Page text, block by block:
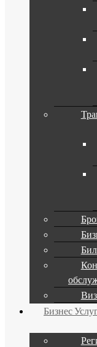
О компании
Наши услуги
Формы
Полезное
Условия и
Политика
Поиск по
Найти:
Информация
Бизнес